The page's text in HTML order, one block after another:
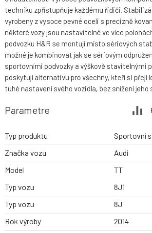
techniku zpřístupňuje každému řidiči.
vyrobeny z vysoce pevné oceli s precizně
některé vozy jsou nastavitelné ve více
podvozku H&R se montují místo sériových
možné je kombinovat jak se sériovým
sportovními podvozky a výškově stavitelnými
poskytují alternativu pro všechny, kteří si přejí
tuhé nastavení svého vozidla, bez snížení jeho
Parametre
Typ produktu
Sportovní
Značka vozu
Audi
Model
TT
Typ vozu
8J1
Typ vozu
8J
Rok výroby
2014-